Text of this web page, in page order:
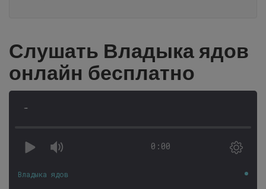
Слушать Владыка ядов
онлайн бесплатно
-
0:00
Владыка ядов